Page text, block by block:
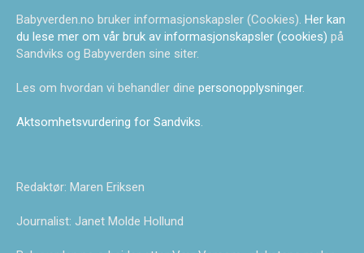
Babyverden.no bruker informasjonskapsler (Cookies). Her kan
du lese mer om vår bruk av informasjonskapsler (cookies) på
Sandviks og Babyverden sine siter.
Les om hvordan vi behandler dine personopplysninger.
Aktsomhetsvurdering for Sandviks.
Redaktør: Maren Eriksen
Journalist: Janet Molde Hollund